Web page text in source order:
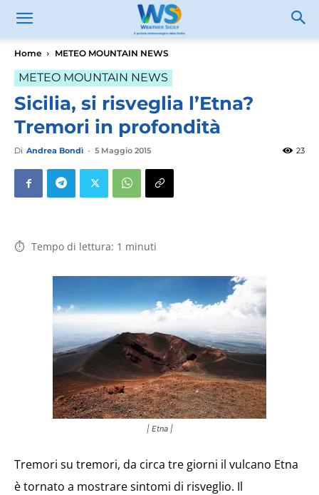
Home METEO MOUNTAIN NEWS
METEO MOUNTAIN NEWS
Sicilia, si risveglia l’Etna?
Tremori in profondità
Di Andrea Bondì - 5 Maggio 2015 23
Tempo di lettura: 1 minuti
| Etna |
Tremori su tremori, da circa tre giorni il vulcano Etna
è tornato a mostrare sintomi di risveglio. Il